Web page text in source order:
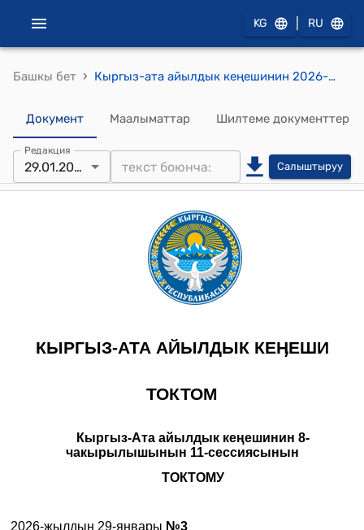
KG RU
Башкы бет › Кыргыз-ата айылдык кеңешинин 2026-жылдын 29-январындагы №3 Кыргыз-Ата айыл өкмөтүнүн башчысынын 2025-жыл ичинде аткарган иштеринин жалпы абалы тууралуу отчёту жөнүндө токтом
Документ Маалыматтар Шилтеме документтер
Редакция
29.01.2026 Салыштыруу